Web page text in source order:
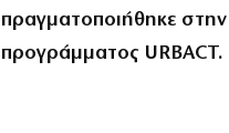
πραγματοποιήθηκε
προγράμματος URBACT.